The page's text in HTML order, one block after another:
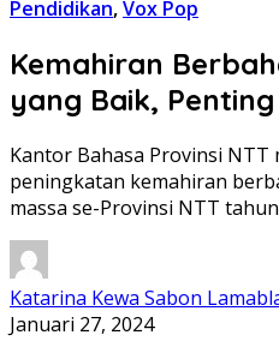
Pendidikan,Vox Pop
Kemahiran
yang Baik,
Kantor Bahasa Provinsi NTT
peningkatan kemahiran
massa se-Provinsi NTT
Katarina Kewa Sabon
Januari 27, 2024